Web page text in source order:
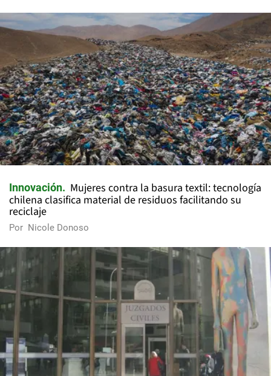
Innovación
Mujeres contra la basura textil: tecnología
chilena clasifica material de residuos facilitando su
reciclaje
Por Nicole Donoso